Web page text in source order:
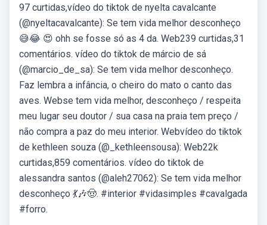
97 curtidas,vídeo do tiktok de nyelta cavalcante
(@nyeltacavalcante): Se tem vida melhor desconheço
😅😂 ️😍 ohh se fosse só as 4 da. Web239 curtidas,31
comentários. vídeo do tiktok de márcio de sá
(@marcio_de_sa): Se tem vida melhor desconheço.
Faz lembra a infância, o cheiro do mato o canto das
aves. Webse tem vida melhor, desconheço / respeita
meu lugar seu doutor / sua casa na praia tem preço /
não compra a paz do meu interior. Webvídeo do tiktok
de kethleen souza (@_kethleensousa): Web22k
curtidas,859 comentários. vídeo do tiktok de
alessandra santos (@aleh27062): Se tem vida melhor
desconheço 💃🎶🤠. #interior #vidasimples #cavalgada
#forro.